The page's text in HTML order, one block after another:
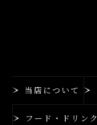
当店について
フード・ドリンク